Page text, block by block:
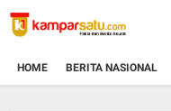
HOME BERITA NASIONAL